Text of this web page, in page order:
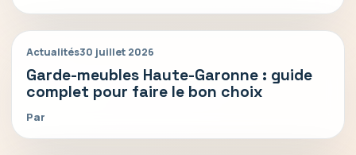
Actualités30 juillet 2026
Garde-meubles Haute-Garonne : guide
complet pour faire le bon choix
Par